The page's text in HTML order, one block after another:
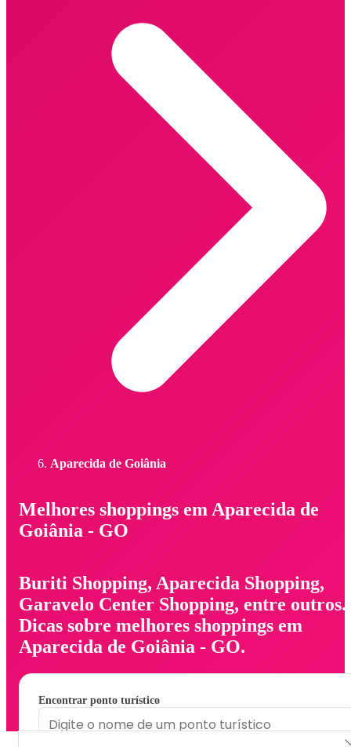
Aparecida de Goiânia
Melhores shoppings em Aparecida de
Goiânia - GO
Buriti Shopping, Aparecida Shopping,
Garavelo Center Shopping, entre outros.
Dicas sobre melhores shoppings em
Aparecida de Goiânia - GO.
Encontrar ponto turístico